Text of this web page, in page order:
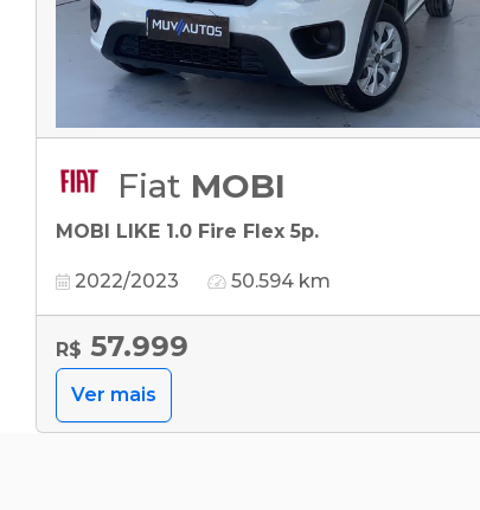
Fiat MOBI
MOBI LIKE 1.0 Fire Flex 5p.
2022/2023 50.594 km
R$ 57.999
Ver mais